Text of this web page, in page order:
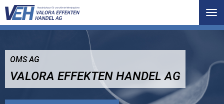
OMS AG
VALORA EFFEKTEN HANDEL AG